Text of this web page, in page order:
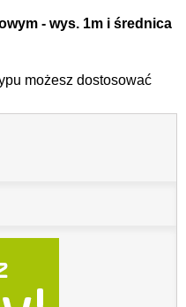
- wys. 1m i średnica
możesz dostosować